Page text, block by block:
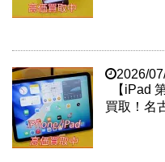
2026/
【iPad
買取！名